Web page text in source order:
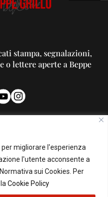
migliorare l'esperienza
l'utente acconsente a
sui Cookies. Per
Cookie Policy
stampa, segnalazioni,
lettere aperte a Beppe
PUBBLICITA'
pubblicità su questo Blog:
pubblicita@beppegrillo.it